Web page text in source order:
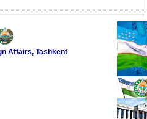
Affairs, Tashkent